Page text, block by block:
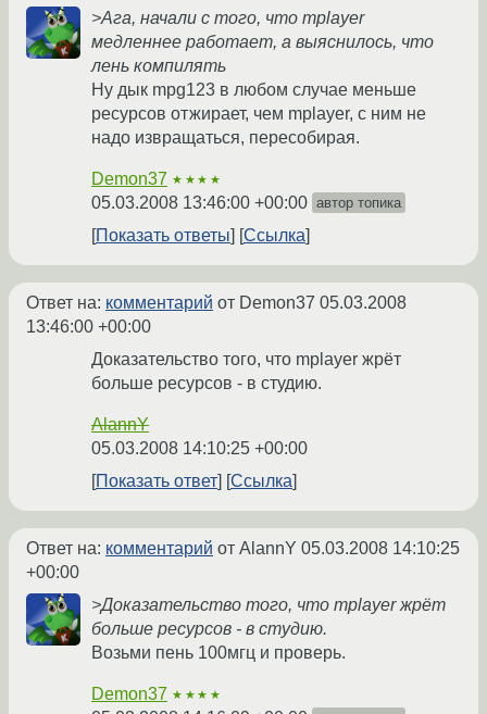
>Ага, начали с того, что mplayer
медленнее работает, а выяснилось, что
лень компилять
Ну дык mpg123 в любом случае меньше
ресурсов отжирает, чем mplayer, с ним не
надо извращаться, пересобирая.
Demon37 ★★★★
05.03.2008 13:46:00 +00:00 автор топика
Показать ответы Ссылка
Ответ на: комментарий от Demon37 05.03.2008
13:46:00 +00:00
Доказательство того, что mplayer жрёт
больше ресурсов - в студию.
AlannY
05.03.2008 14:10:25 +00:00
Показать ответ
Ссылка
Ответ на: комментарий от AlannY 05.03.2008 14:10:25
+00:00
>Доказательство того, что mplayer жрёт
больше ресурсов - в студию.
Возьми пень 100мгц и проверь.
Demon37 ★★★★